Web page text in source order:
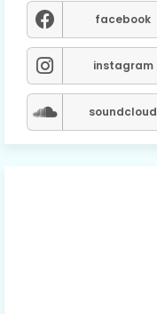
facebook
instagram
soundcloud